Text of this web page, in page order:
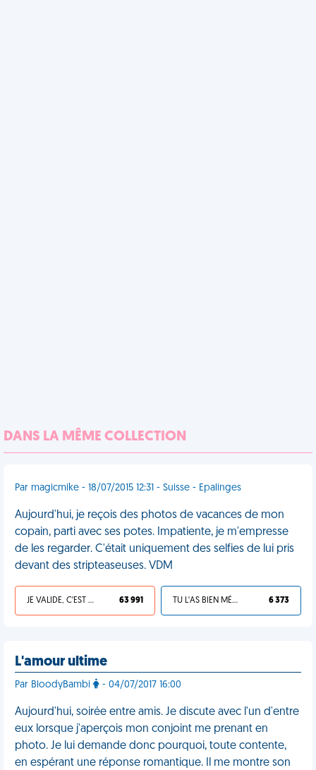
DANS LA MÊME COLLECTION
Par magicmike - 18/07/2015 12:31 - Suisse - Epalinges
Aujourd'hui, je reçois des photos de vacances de mon
copain, parti avec ses potes. Impatiente, je m'empresse
de les regarder. C'était uniquement des selfies de lui pris
devant des stripteaseuses. VDM
JE VALIDE, C'EST UNE VDM 63 991 TU L'AS BIEN MÉRITÉ 6 373
L'amour ultime
Par BloodyBambi - 04/07/2017 16:00
Aujourd'hui, soirée entre amis. Je discute avec l'un d'entre
eux lorsque j'aperçois mon conjoint me prenant en
photo. Je lui demande donc pourquoi, toute contente,
en espérant une réponse romantique. Il me montre son